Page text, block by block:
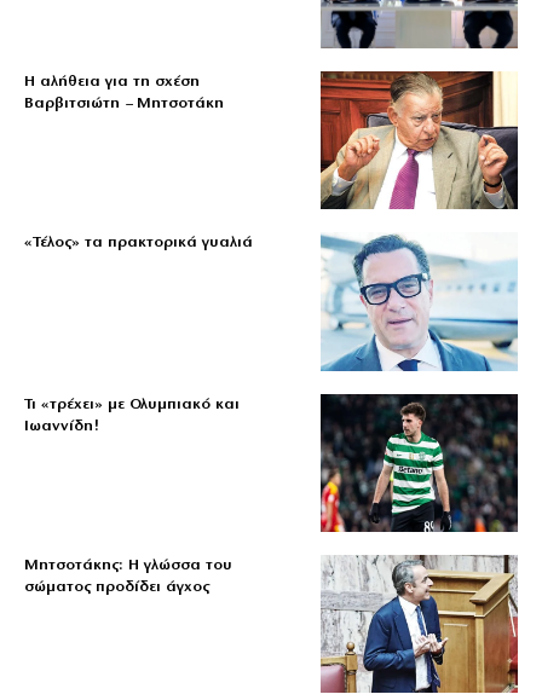
Η αλήθεια για τη σχέση
Βαρβιτσιώτη – Μητσοτάκη
«Τέλος» τα πρακτορικά γυαλιά
Τι «τρέχει» με Ολυμπιακό και
Ιωαννίδη!
Μητσοτάκης: Η γλώσσα του
σώματος προδίδει άγχος